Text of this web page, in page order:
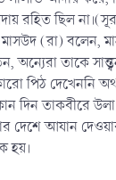
রহিত ছিল
মাসউদ (রা)
তাকে
পিঠ দেখেননি
দিন তাকবীরে
আযান
হয়।